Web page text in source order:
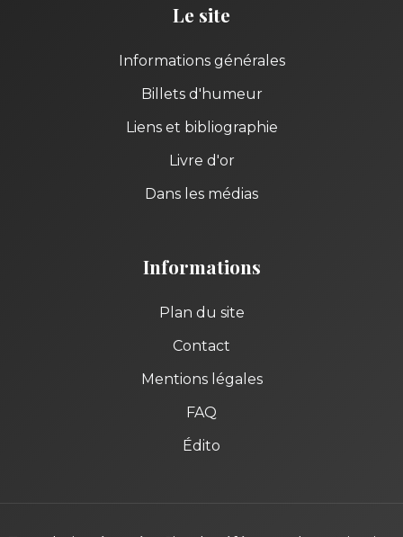
Le site
Informations générales
Billets d'humeur
Liens et bibliographie
Livre d'or
Dans les médias
Informations
Plan du site
Contact
Mentions légales
FAQ
Édito